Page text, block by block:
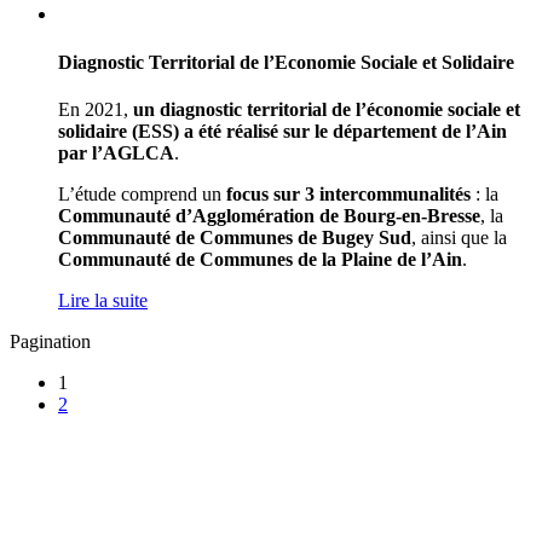
Diagnostic Territorial de l’Economie Sociale et Solidaire
En 2021, un diagnostic territorial de l’économie sociale et
solidaire (ESS) a été réalisé sur le département de l’Ain
par l’AGLCA.
L’étude comprend un focus sur 3 intercommunalités : la
Communauté d’Agglomération de Bourg-en-Bresse, la
Communauté de Communes de Bugey Sud, ainsi que la
Communauté de Communes de la Plaine de l’Ain.
Lire la suite
Pagination
1
2